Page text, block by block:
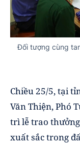
Đối tượng cùng
Chiều 25/5, tại
Văn Thiện, Phó
trì lễ trao
xuất sắc trong